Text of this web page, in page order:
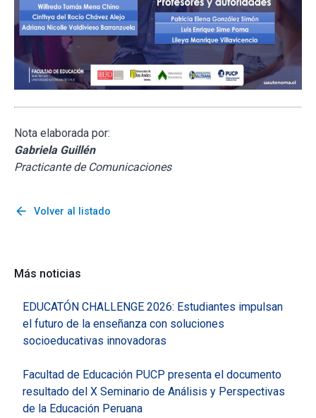
Nota elaborada por:
Gabriela Guillén
Practicante de Comunicaciones
arrow_back Volver al listado
Más noticias
EDUCATÓN CHALLENGE 2026: Estudiantes impulsan
el futuro de la enseñanza con soluciones
socioeducativas innovadoras
Facultad de Educación PUCP presenta el documento
resultado del X Seminario de Análisis y Perspectivas
de la Educación Peruana